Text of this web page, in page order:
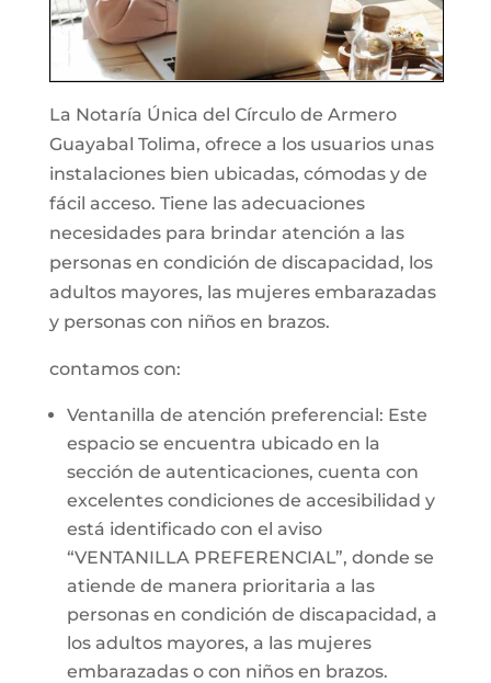
La Notaría Única del Círculo de Armero
Guayabal Tolima, ofrece a los usuarios unas
instalaciones bien ubicadas, cómodas y de
fácil acceso. Tiene las adecuaciones
necesidades para brindar atención a las
personas en condición de discapacidad, los
adultos mayores, las mujeres embarazadas
y personas con niños en brazos.
contamos con:
Ventanilla de atención preferencial: Este
espacio se encuentra ubicado en la
sección de autenticaciones, cuenta con
excelentes condiciones de accesibilidad y
está identificado con el aviso
“VENTANILLA PREFERENCIAL”, donde se
atiende de manera prioritaria a las
personas en condición de discapacidad, a
los adultos mayores, a las mujeres
embarazadas o con niños en brazos.